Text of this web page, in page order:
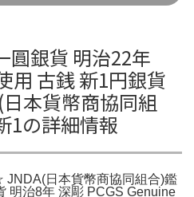
圓銀貨 明治22年
用 古銭 新1円銀貨
本貨幣商協同組
1の詳細情報
日本貨幣商協同組合)鑑
明治8年 深彫 PCGS Genuine